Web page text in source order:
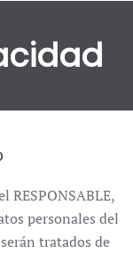
RESPONSABLE,
personales del
tratados de